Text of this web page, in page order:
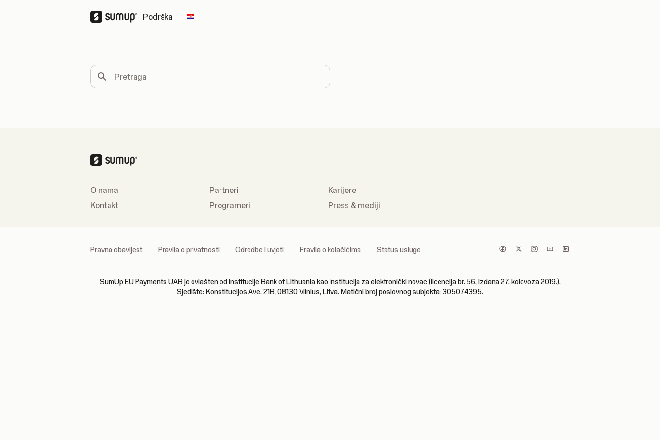
Podrška Change country
Pretraga
O nama
Kontakt
Partneri
Programeri
Karijere
Press & mediji
Pravna obavijest Pravila o privatnosti Odredbe i uvjeti Pravila o kolačićima Status usluge
SumUp EU Payments UAB je ovlašten od institucije Bank of Lithuania kao institucija za elektronički novac (licencija br. 56, izdana 27. kolovoza 2019.).
Sjedište: Konstitucijos Ave. 21B, 08130 Vilnius, Litva. Matični broj poslovnog subjekta: 305074395.